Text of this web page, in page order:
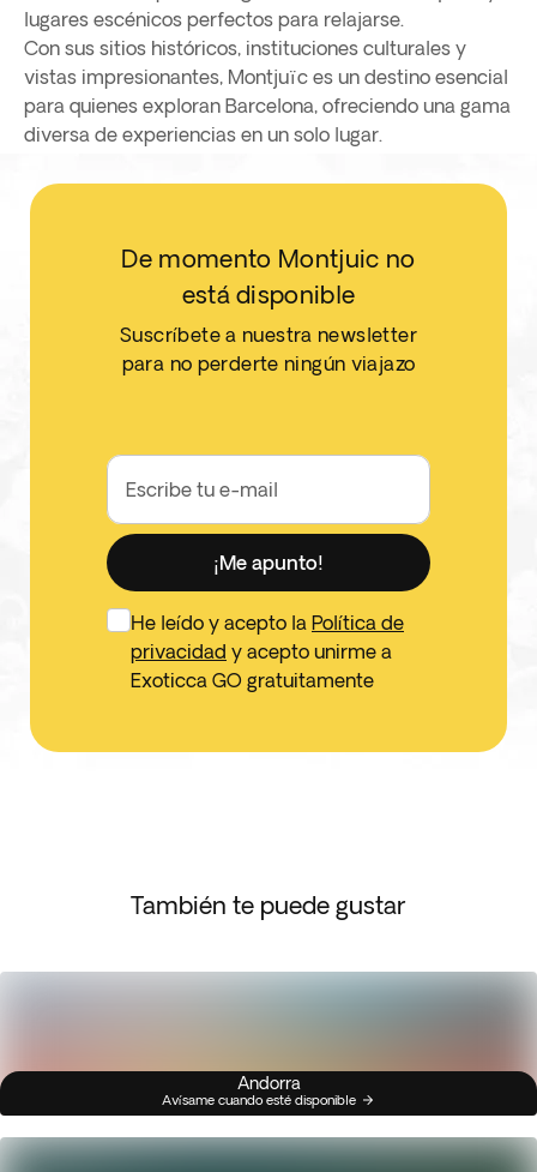
lugares escénicos perfectos para relajarse.
Con sus sitios históricos, instituciones culturales y
vistas impresionantes, Montjuïc es un destino esencial
para quienes exploran Barcelona, ofreciendo una gama
diversa de experiencias en un solo lugar.
De momento Montjuic no
está disponible
Suscríbete a nuestra newsletter
para no perderte ningún viajazo
Escribe tu e-mail
¡Me apunto!
He leído y acepto la Política de
privacidad y acepto unirme a
Exoticca GO gratuitamente
También te puede gustar
Andorra
Avísame cuando esté disponible